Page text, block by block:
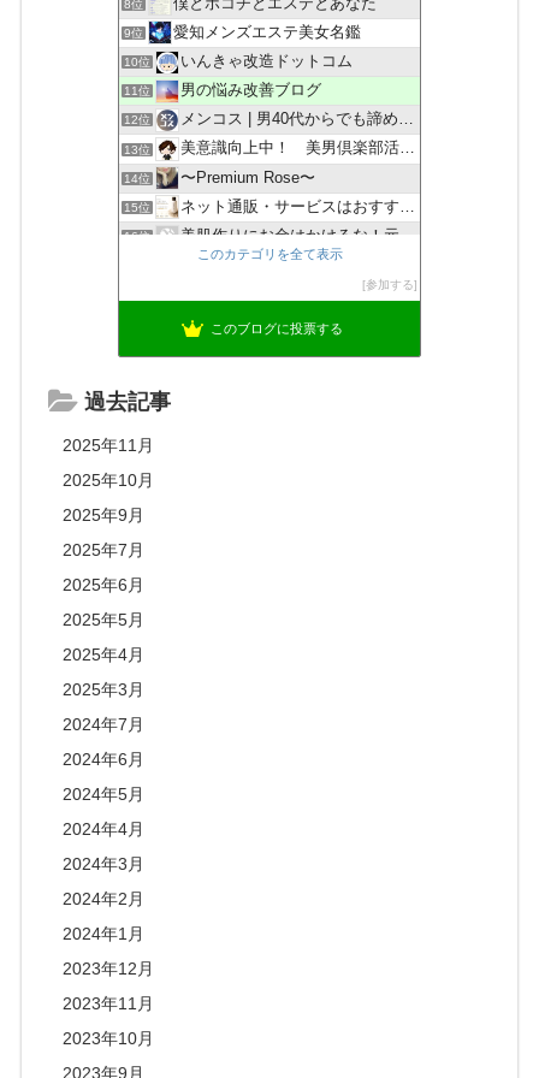
8位
9位 愛知メンズエステ美女名鑑
10位 いんきゃ改造ドットコム
11位 男の悩み改善ブログ
12位 メンコス | 男40代からでも諦めないビューティマガジン
13位 美意識向上中！ 美男倶楽部活動記！
14位 〜Premium Rose〜
15位 ネット通販・サービスはおすすめ？口コミ評判情報局
16位 美肌作りにお金はかけるな！元三日坊主みかん肌大学生が１日た…
KURUの子育て奮闘記
Men's Salon.ZERO心斎橋店Blog
このカテゴリを全て表示
参加する
このブログに投票する
過去記事
2025年11月
2025年10月
2025年9月
2025年7月
2025年6月
2025年5月
2025年4月
2025年3月
2024年7月
2024年6月
2024年5月
2024年4月
2024年3月
2024年2月
2024年1月
2023年12月
2023年11月
2023年10月
2023年9月